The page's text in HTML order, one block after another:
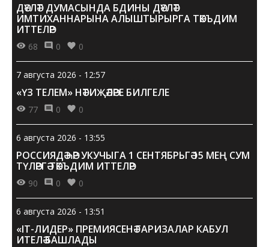
ДӘҮЛӘТ ДУМАСЫНДА БДИНЫ ДӘҮЛӘТ
ИМТИХАННАРЫНА АЛЫШТЫРЫРГА ТӘКЪДИМ
ИТТЕЛӘР
68 0 0
7 августа 2026 - 12:57
«ҮЗ ТЕЛЕМ» НӘТИҖӘЛӘРЕ БИЛГЕЛЕ
77 0 0
6 августа 2026 - 13:55
РОССИЯДӘ ҺӘР УКУЧЫГА 1 СЕНТЯБРЬГӘ 15 МЕҢ СУМ
ТҮЛӘРГӘ ТӘКЪДИМ ИТТЕЛӘР
90 0 0
6 августа 2026 - 13:51
«IT-ЛИДЕР» ПРЕМИЯСЕНӘ ГАРИЗАЛАР КАБУЛ
ИТЕЛӘ БАШЛАДЫ